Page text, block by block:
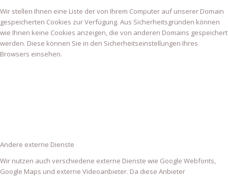
Wir stellen Ihnen eine Liste der von Ihrem Computer auf unserer Domain
gespeicherten Cookies zur Verfügung. Aus Sicherheitsgründen können
wie Ihnen keine Cookies anzeigen, die von anderen Domains gespeichert
werden. Diese können Sie in den Sicherheitseinstellungen Ihres
Browsers einsehen.
Andere externe Dienste
Wir nutzen auch verschiedene externe Dienste wie Google Webfonts,
Google Maps und externe Videoanbieter. Da diese Anbieter